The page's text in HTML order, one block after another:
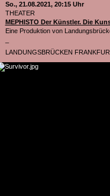
So., 21.08.2021, 20:15 Uhr
THEATER
MEPHISTO Der Künstler. Die
Eine Produktion von
LANDUNGSBRÜCKEN